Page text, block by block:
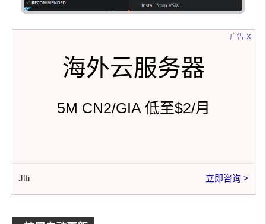
广告
海外云服务器
5M CN2/GIA 低至$2/月
Jtti 立即咨询 >
x